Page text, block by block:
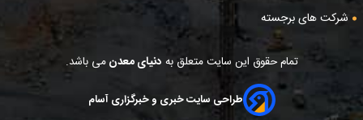
شرکت های برجسته
تمام حقوق این سایت متعلق به دنیای معدنمی باشد.
طراحی سایت خبری و خبرگزاری آسام